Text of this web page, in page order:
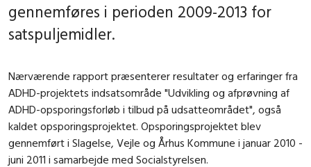
gennemføres i perioden 2009-2013 for
satspuljemidler.
Nærværende rapport præsenterer resultater og erfaringer fra
ADHD-projektets indsatsområde "Udvikling og afprøvning af
ADHD-opsporingsforløb i tilbud på udsatteområdet", også
kaldet opsporingsprojektet. Opsporingsprojektet blev
gennemført i Slagelse, Vejle og Århus Kommune i januar 2010 -
juni 2011 i samarbejde med Socialstyrelsen.